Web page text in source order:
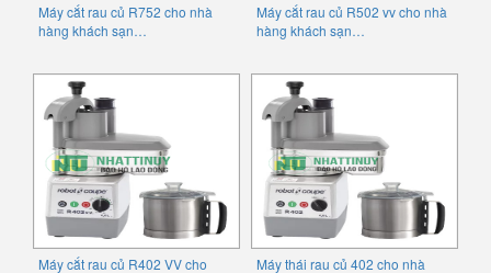
Máy cắt rau củ R752 cho nhà
hàng khách sạn…
Máy cắt rau củ R502 vv cho nhà
hàng khách sạn…
Máy cắt rau củ R402 VV cho
Máy thái rau củ 402 cho nhà